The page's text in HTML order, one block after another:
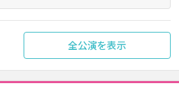
全公演を表示